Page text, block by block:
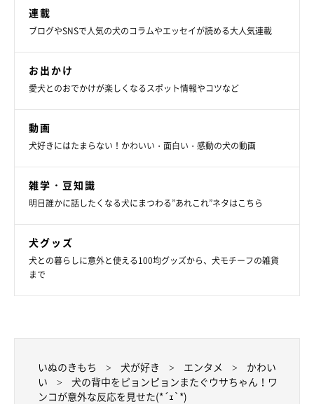
連載
ブログやSNSで人気の犬のコラムやエッセイが読める大人気連載
お出かけ
愛犬とのおでかけが楽しくなるスポット情報やコツなど
動画
犬好きにはたまらない！かわいい・面白い・感動の犬の動画
雑学・豆知識
明日誰かに話したくなる犬にまつわる”あれこれ”ネタはこちら
犬グッズ
犬との暮らしに意外と使える100均グッズから、犬モチーフの雑貨
まで
いぬのきもち 犬が好き エンタメ
かわい
い
犬の背中をピョンピョンまたぐウサちゃん！ワ
ンコが意外な反応を見せた(*´ｪ`*)